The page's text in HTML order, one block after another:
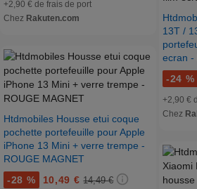
+2,90 € de frais de port
Chez Rakuten.com
Htdmobiles Housse etui coque
pochette portefeuille pour Apple
iPhone 13 Mini + verre trempe -
ROUGE MAGNET
-28 % 10,49 € 14,49 €
13T /
ecran -
-24 %
+2,90 €
Chez